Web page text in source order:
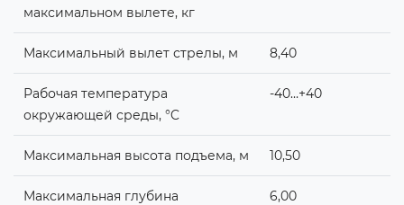
максимальном вылете, кг
Максимальный вылет стрелы, м 8,40
Рабочая температура
окружающей среды, °C
-40…+40
Максимальная высота подъема, м 10,50
Максимальная глубина
6,00